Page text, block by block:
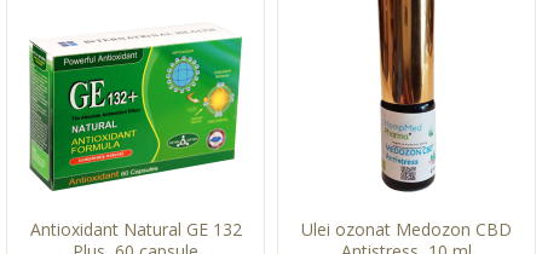
Antioxidant Natural GE 132
Ulei ozonat Medozon CBD